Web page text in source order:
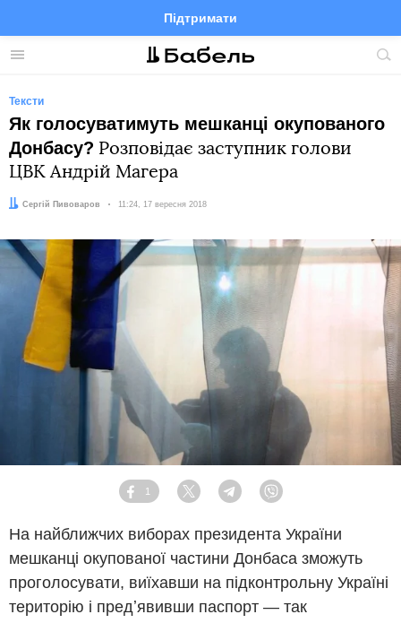
Меню
Підтримати
FacebookTelegramTwitter
Тексти
Як голосуватимуть мешканці окупованого
Донбасу? Розповідає заступник голови
ЦВК Андрій Магера
Автор:
Сергій Пивоваров Дата:
11:24, 17 вересня 2018
Facebook
1
Twitter TelegramViber
На найближчих виборах президента України
мешканці окупованої частини Донбаса зможуть
проголосувати, виїхавши на підконтрольну Україні
територію і предʼявивши паспорт — так